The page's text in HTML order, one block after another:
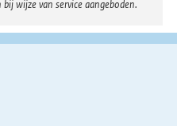
wijze van service aangeboden.